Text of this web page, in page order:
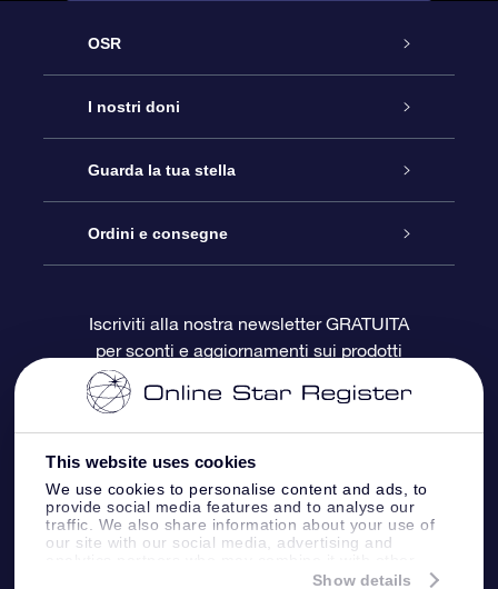
This website uses cookies
We use cookies to personalise content and ads, to
provide social media features and to analyse our
traffic. We also share information about your use of
our site with our social media, advertising and
information that you’ve provided to them or that
Show details
OSR
Assistenza
Contattaci
Blog
OSR Recensioni
I nostri doni
Online Star Gift
Pacchetto regalo OSR
Gift Card OSR
Doni aziendali
Guarda la tua stella
Registro stellare
Star Page personalizzata
One Million Stars
OSR Starsaver
App VR ‘Fly me to the stars’
Ordini e consegne
Informazioni di Pagamento
Politica di reso
Costellazioni
Iscriviti alla nostra newsletter GRATUITA
per sconti e aggiornamenti sui prodotti